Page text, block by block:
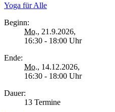
Yoga für Alle
Beginn:
Mo., 21.9.2026,
16:30 - 18:00 Uhr
Ende:
Mo., 14.12.2026,
16:30 - 18:00 Uhr
Dauer:
13 Termine